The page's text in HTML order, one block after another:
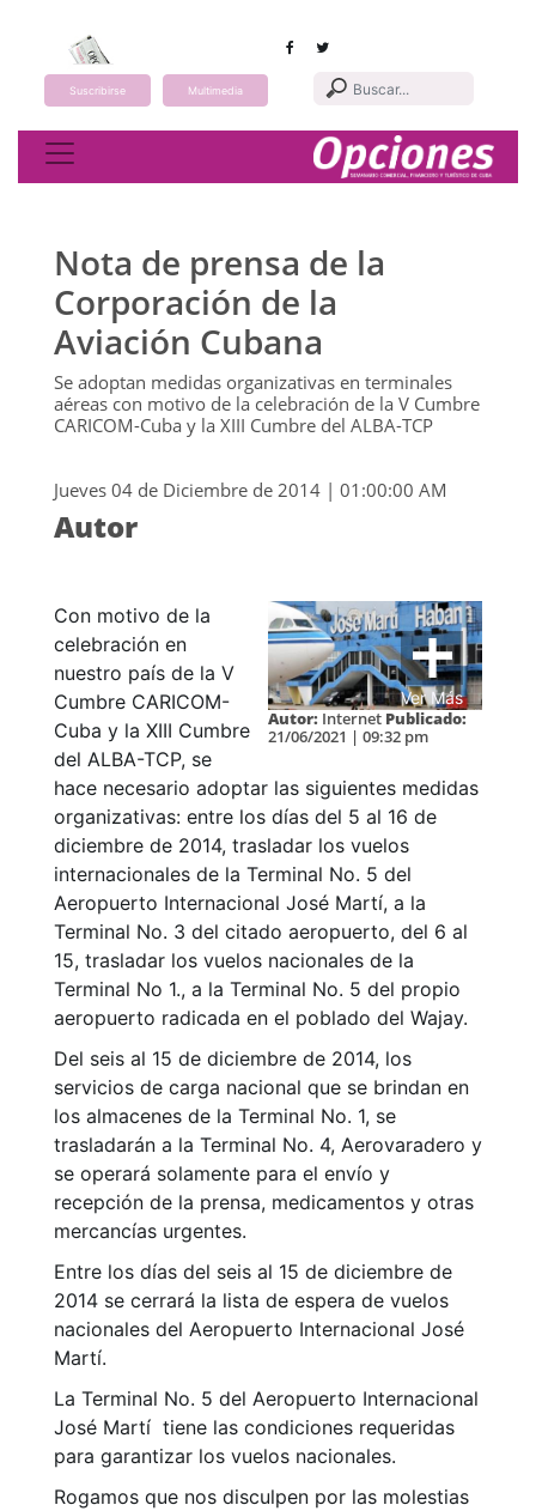
Suscribirse Multimedia
Toggle navigation
Nota de prensa de la
Corporación de la
Aviación Cubana
Se adoptan medidas organizativas en terminales
aéreas con motivo de la celebración de la V Cumbre
CARICOM-Cuba y la XIII Cumbre del ALBA-TCP
Jueves 04 de Diciembre de 2014 | 01:00:00 AM
Autor
Ver Más
Autor: Internet Publicado:
21/06/2021 | 09:32 pm
Con motivo de la
celebración en
nuestro país de la V
Cumbre CARICOM-
Cuba y la XIII Cumbre
del ALBA-TCP, se
hace necesario adoptar las siguientes medidas
organizativas: entre los días del 5 al 16 de
diciembre de 2014, trasladar los vuelos
internacionales de la Terminal No. 5 del
Aeropuerto Internacional José Martí, a la
Terminal No. 3 del citado aeropuerto, del 6 al
15, trasladar los vuelos nacionales de la
Terminal No 1., a la Terminal No. 5 del propio
aeropuerto radicada en el poblado del Wajay.
Del seis al 15 de diciembre de 2014, los
servicios de carga nacional que se brindan en
los almacenes de la Terminal No. 1, se
trasladarán a la Terminal No. 4, Aerovaradero y
se operará solamente para el envío y
recepción de la prensa, medicamentos y otras
mercancías urgentes.
Entre los días del seis al 15 de diciembre de
2014 se cerrará la lista de espera de vuelos
nacionales del Aeropuerto Internacional José
Martí.
La Terminal No. 5 del Aeropuerto Internacional
José Martí tiene las condiciones requeridas
para garantizar los vuelos nacionales.
Rogamos que nos disculpen por las molestias